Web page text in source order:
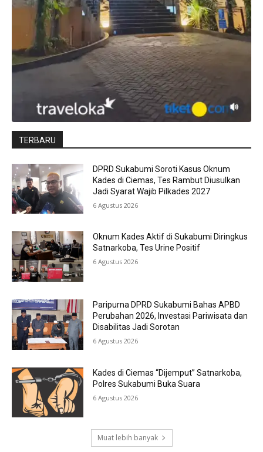
TERBARU
DPRD Sukabumi Soroti Kasus Oknum
Kades di Ciemas, Tes Rambut Diusulkan
Jadi Syarat Wajib Pilkades 2027
6 Agustus 2026
Oknum Kades Aktif di Sukabumi Diringkus
Satnarkoba, Tes Urine Positif
6 Agustus 2026
Paripurna DPRD Sukabumi Bahas APBD
Perubahan 2026, Investasi Pariwisata dan
Disabilitas Jadi Sorotan
6 Agustus 2026
Kades di Ciemas “Dijemput” Satnarkoba,
Polres Sukabumi Buka Suara
6 Agustus 2026
Muat lebih banyak